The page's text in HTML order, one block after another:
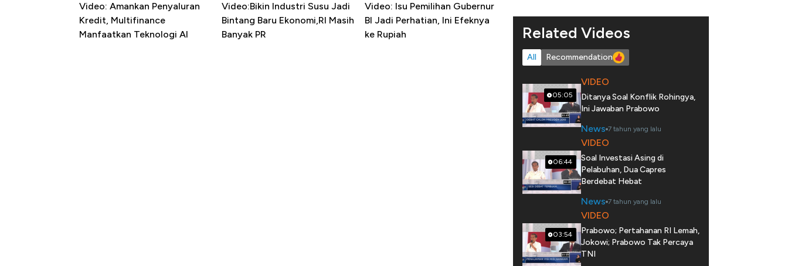
Video: Amankan Penyaluran
Kredit, Multifinance
Manfaatkan Teknologi AI
Video:Bikin Industri Susu Jadi
Bintang Baru Ekonomi,RI Masih
Banyak PR
Video: Isu Pemilihan Gubernur
BI Jadi Perhatian, Ini Efeknya
ke Rupiah
Related Videos
All Recommendation
05:05
VIDEO
Ditanya Soal Konflik Rohingya,
Ini Jawaban Prabowo
News 7 tahun yang lalu
06:44
VIDEO
Soal Investasi Asing di
Pelabuhan, Dua Capres
Berdebat Hebat
News 7 tahun yang lalu
03:54
VIDEO
Prabowo; Pertahanan RI Lemah,
Jokowi; Prabowo Tak Percaya
TNI